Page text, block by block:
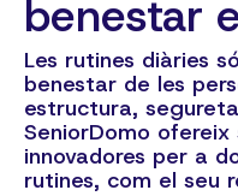
benestar
Les rutines diàries
benestar de les
estructura,
SeniorDomo
innovadores per a
rutines, com el seu